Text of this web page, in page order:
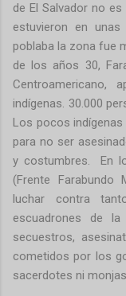
de El Salvador no
estuvieron en
poblaba la zona fue
de los años 30,
Centroamericano,
indígenas. 30.000
Los pocos
para no ser
y costumbres. En
(Frente Farabundo
luchar contra
escuadrones de
secuestros,
cometidos por los
sacerdotes ni